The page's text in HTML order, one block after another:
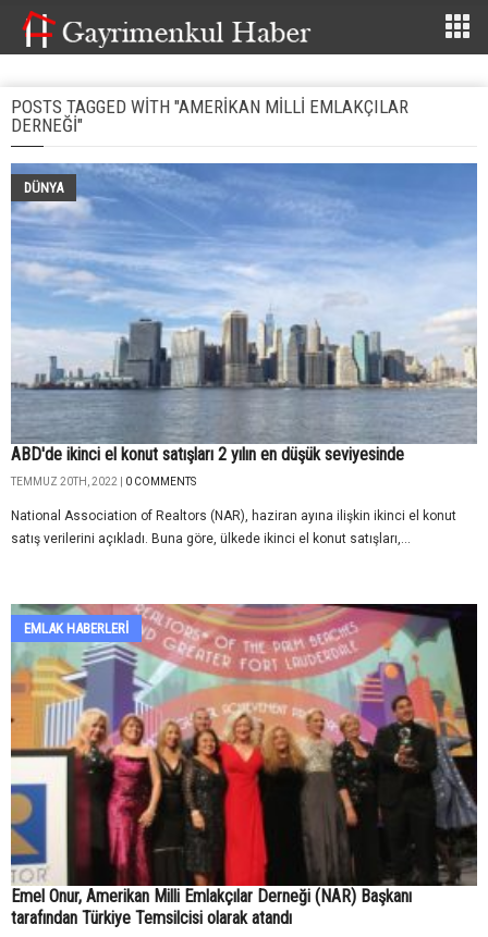
POSTS TAGGED WITH "AMERIKAN MILLI EMLAKÇILAR
DERNEĞI"
DÜNYA
ABD'de ikinci el konut satışları 2 yılın en düşük seviyesinde
TEMMUZ 20TH, 2022 | 0 COMMENTS
National Association of Realtors (NAR), haziran ayına ilişkin ikinci el konut
satış verilerini açıkladı. Buna göre, ülkede ikinci el konut satışları,...
EMLAK HABERLERI
Emel Onur, Amerikan Milli Emlakçılar Derneği (NAR) Başkanı
tarafından Türkiye Temsilcisi olarak atandı